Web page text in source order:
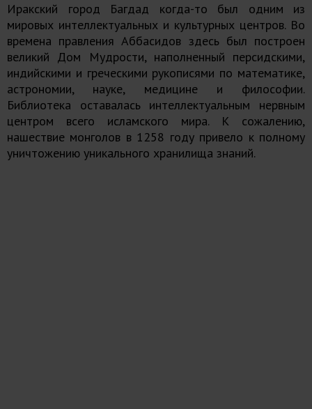
Иракский город Багдад когда-то был одним из
мировых интеллектуальных и культурных центров. Во
времена правления Аббасидов здесь был построен
великий Дом Мудрости, наполненный персидскими,
индийскими и греческими рукописями по математике,
астрономии, науке, медицине и философии.
Библиотека оставалась интеллектуальным нервным
центром всего исламского мира. К сожалению,
нашествие монголов в 1258 году привело к полному
уничтожению уникального хранилища знаний.